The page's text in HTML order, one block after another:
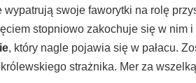
swoje faworytki na rolę
stopniowo zakochuje się w nim
, który nagle pojawia się w pałacu.
strażnika. Mer za